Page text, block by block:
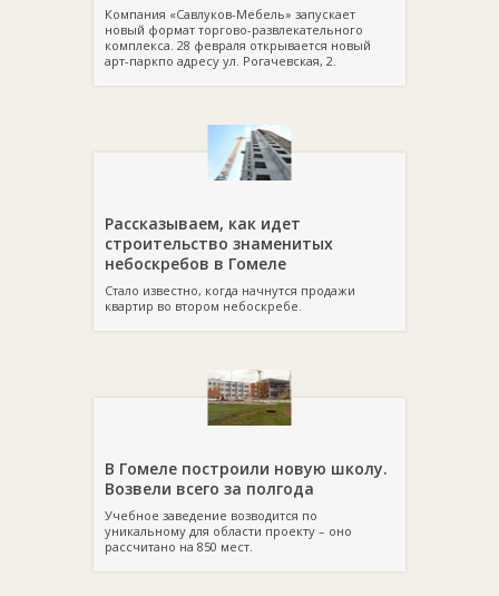
Компания «Савлуков-Мебель» запускает
новый формат торгово-развлекательного
комплекса. 28 февраля открывается новый
арт-паркпо адресу ул. Рогачевская, 2.
Рассказываем, как идет
строительство знаменитых
небоскребов в Гомеле
Стало известно, когда начнутся продажи
квартир во втором небоскребе.
В Гомеле построили новую школу.
Возвели всего за полгода
Учебное заведение возводится по
уникальному для области проекту – оно
рассчитано на 850 мест.